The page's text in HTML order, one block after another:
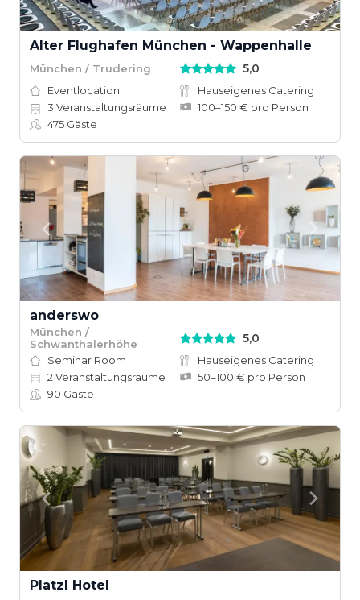
Alter Flughafen München - Wappenhalle
München / Trudering 5,0
Eventlocation
Hauseigenes Catering
3 Veranstaltungsräume
100–150 € pro Person
475 Gäste
anderswo
München /
Schwanthalerhöhe
5,0
Seminar Room
Hauseigenes Catering
2 Veranstaltungsräume
50–100 € pro Person
90 Gäste
Platzl Hotel